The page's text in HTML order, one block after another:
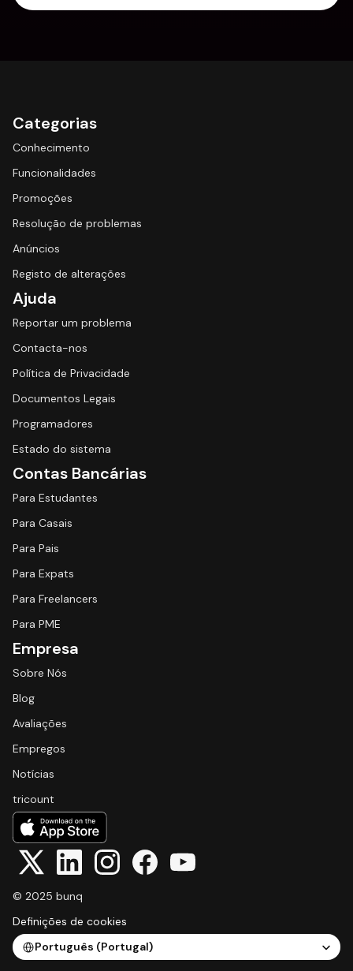
Categorias
Conhecimento
Funcionalidades
Promoções
Resolução de problemas
Anúncios
Registo de alterações
Ajuda
Reportar um problema
Contacta-nos
Política de Privacidade
Documentos Legais
Programadores
Estado do sistema
Contas Bancárias
Para Estudantes
Para Casais
Para Pais
Para Expats
Para Freelancers
Para PME
Empresa
Sobre Nós
Blog
Avaliações
Empregos
Notícias
tricount
© 2025 bunq
Definições de cookies
Select Language
Português (Portugal)